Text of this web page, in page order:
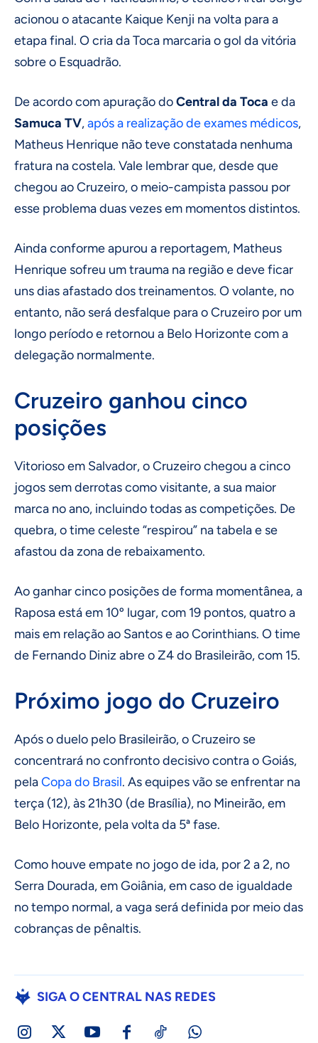
acionou o atacante Kaique Kenji na volta para a
etapa final. O cria da Toca marcaria o gol da vitória
sobre o Esquadrão.
De acordo com apuração doCentral da Toca e da
Samuca TV,após a realização de exames médicos,
Matheus Henrique não teve constatada nenhuma
fratura na costela. Vale lembrar que, desde que
chegou ao Cruzeiro, o meio-campista passou por
esse problema duas vezes em momentos distintos.
Ainda conforme apurou a reportagem, Matheus
Henrique sofreu um trauma na região e deve ficar
uns dias afastado dos treinamentos. O volante, no
entanto, não será desfalque para o Cruzeiro por um
longo período e retornou a Belo Horizonte com a
delegação normalmente.
Cruzeiro ganhou cinco
posições
Vitorioso em Salvador, o Cruzeiro chegou a cinco
jogos sem derrotas como visitante, a sua maior
marca no ano, incluindo todas as competições. De
quebra, o time celeste “respirou” na tabela e se
afastou da zona de rebaixamento.
Ao ganhar cinco posições de forma momentânea, a
Raposa está em 10º lugar, com 19 pontos, quatro a
mais em relação ao Santos e ao Corinthians. O time
de Fernando Diniz abre o Z4 do Brasileirão, com 15.
Próximo jogo do Cruzeiro
Após o duelo pelo Brasileirão, o Cruzeiro se
concentrará no confronto decisivo contra o Goiás,
pelaCopa do Brasil. As equipes vão se enfrentar na
terça (12), às 21h30 (de Brasília), no Mineirão, em
Belo Horizonte, pela volta da 5ª fase.
Como houve empate no jogo de ida, por 2 a 2, no
Serra Dourada, em Goiânia, em caso de igualdade
no tempo normal, a vaga será definida por meio das
cobranças de pênaltis.
SIGA O CENTRAL NAS REDES